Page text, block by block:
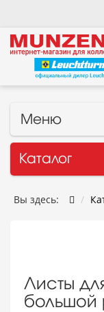
Меню
Каталог
Вы здесь:
Листы
большой